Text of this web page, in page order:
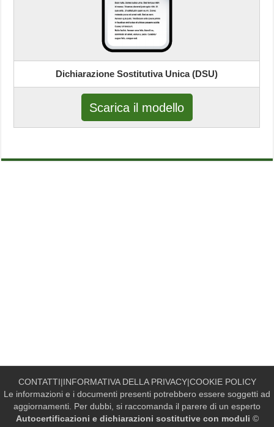
Dichiarazione Sostitutiva Unica (DSU)
Scarica il modello
CONTATTI|INFORMATIVA DELLA PRIVACY|COOKIE POLICY
Le informazioni e i documenti presenti potrebbero essere soggetti ad
aggiornamenti. Per dubbi, si raccomanda il parere di un esperto
Autocertificazioni e dichiarazioni sostitutive con moduli ©